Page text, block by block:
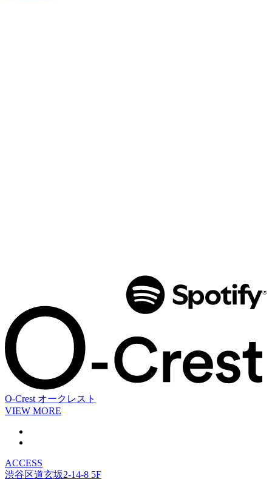
O-Crest オークレスト
VIEW MORE
ACCESS
渋谷区道玄坂2-14-8 5F